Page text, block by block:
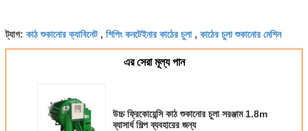
ট্যাগ: কাঠ শুকানোর ক্যাবিনেট, শিপিং কনটেইনার কাঠের চুলা, কাঠের চুলা শুকানোর মেশিন
এর সেরা মূল্য পান
উচ্চ ফ্রিকোয়েন্সি কাঠ শুকানোর চুলা সরঞ্জাম 1.8m
ব্যাসার্ধ শিল্প ব্যবহারের জন্য